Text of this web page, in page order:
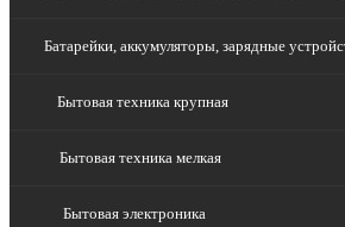
Батарейки, аккумуляторы, зарядные
Бытовая техника крупная
Бытовая техника мелкая
Бытовая электроника